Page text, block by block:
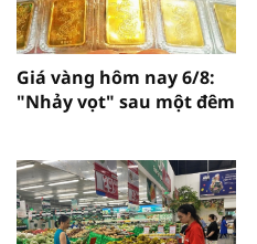
Giá vàng hôm nay 6/8:
"Nhảy vọt" sau một đêm